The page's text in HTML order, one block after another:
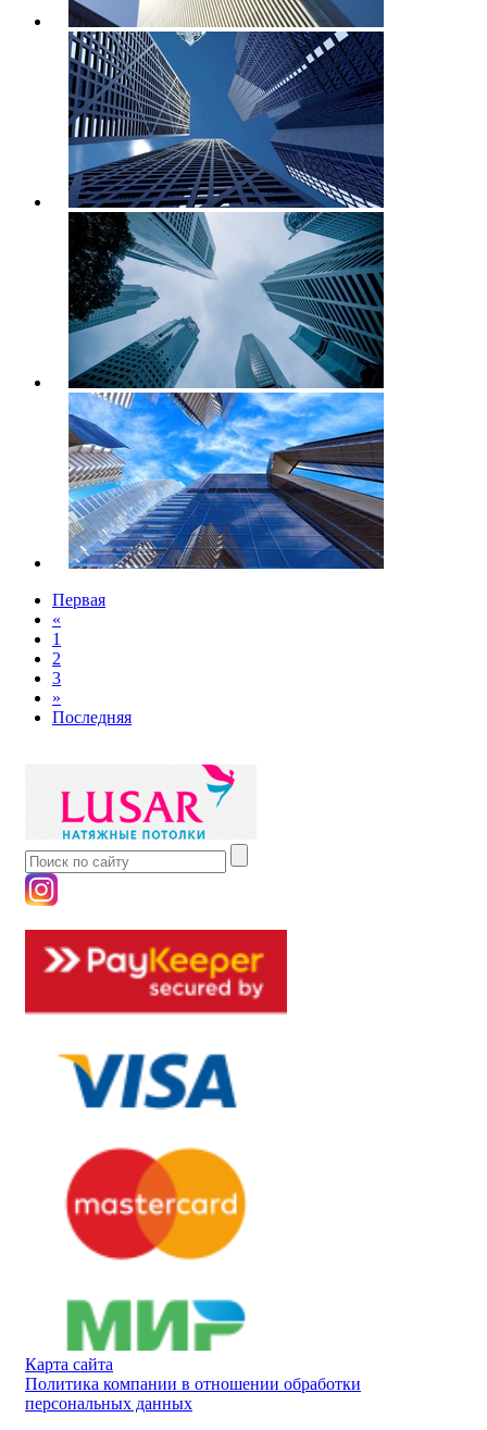
Первая
«
1
2
3
»
Последняя
Карта сайта
Политика компании в отношении обработки
персональных данных